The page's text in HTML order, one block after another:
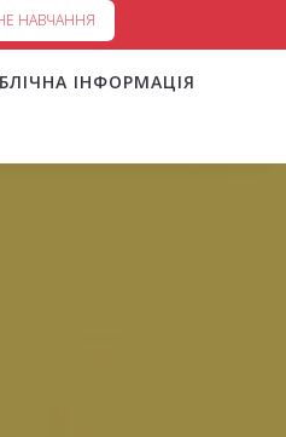
НАВЧАННЯ
ІНФОРМАЦІЯ